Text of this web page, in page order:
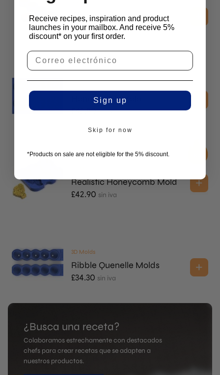
3D Molds
Glimro Mold
£38.60 sin iva
Honeycomb Mold
£42.90 sin iva
Realistic Honeycomb Mold
£42.90 sin iva
3D Molds
Ribble Quenelle Molds
£34.30 sin iva
¿Busca una receta?
Colaboramos estrechamente con destacados
chefs para crear recetas que se adapten a
nuestros productos.
Receive recipes, inspiration and product
launches in your mailbox. And receive 5%
discount* on your first order.
Sign up
Skip for now
*Products on sale are not eligible for the 5% discount.